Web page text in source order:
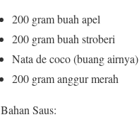
200 gram buah apel
200 gram buah stroberi
Nata de coco (buang airnya)
200 gram anggur merah
Bahan Saus: